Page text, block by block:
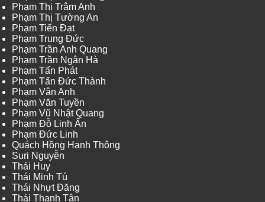
Phạm Thị Trâm Anh
Phạm Thị Tường An
Phạm Tiến Đạt
Phạm Trung Đức
Phạm Trần Anh Quang
Phạm Trần Ngân Hà
Phạm Tấn Phát
Phạm Tấn Đức Thành
Phạm Vân Anh
Phạm Văn Tuyền
Phạm Vũ Nhật Quang
Phạm Đỗ Linh Ấn
Phạm Đức Linh
Quách Hồng Hanh Thông
Suri Nguyễn
Thái Huy
Thái Minh Tú
Thái Nhựt Đăng
Thái Thanh Tân